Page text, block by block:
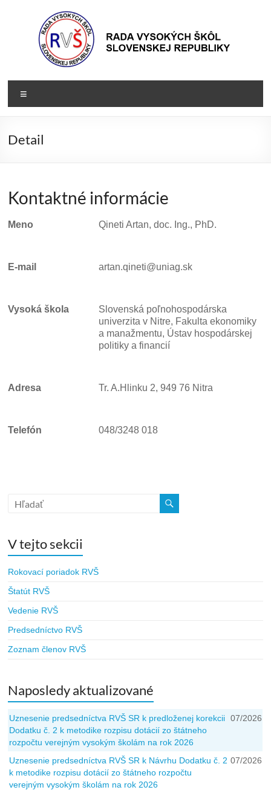
Rada
VŠ
Rada
vysokých
republiky
Detail
Kontaktné informácie
Meno Qineti Artan, doc. Ing., PhD.
E-mail artan.qineti@uniag.sk
Vysoká škola
Slovenská poľnohospodárska
univerzita v Nitre, Fakulta ekonomiky
a manažmentu, Ústav hospodárskej
politiky a financií
Adresa Tr. A.Hlinku 2, 949 76 Nitra
Telefón 048/3248 018
V tejto sekcii
Rokovací poriadok RVŠ
Štatút RVŠ
Vedenie RVŠ
Predsedníctvo RVŠ
Zoznam členov RVŠ
Naposledy aktualizované
Uznesenie predsedníctva RVŠ SR k predloženej korekcii
Dodatku č. 2 k metodike rozpisu dotácií zo štátneho
rozpočtu verejným vysokým školám na rok 2026
07/2026
Uznesenie predsedníctva RVŠ SR k Návrhu Dodatku č. 2
k metodike rozpisu dotácií zo štátneho rozpočtu
verejným vysokým školám na rok 2026
07/2026